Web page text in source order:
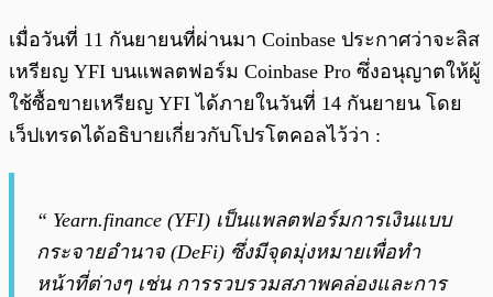
เมื่อวันที่ 11 กันยายนที่ผ่านมา Coinbase ประกาศว่าจะลิส
เหรียญ YFI บนแพลตฟอร์ม Coinbase Pro ซึ่งอนุญาตให้ผู้
ใช้ซื้อขายเหรียญ YFI ได้ภายในวันที่ 14 กันยายน โดย
เว็ปเทรดได้อธิบายเกี่ยวกับโปรโตคอลไว้ว่า :
“ Yearn.finance (YFI) เป็นแพลตฟอร์มการเงินแบบ
กระจายอำนาจ (DeFi) ซึ่งมีจุดมุ่งหมายเพื่อทำ
หน้าที่ต่างๆ เช่น การรวบรวมสภาพคล่องและการ